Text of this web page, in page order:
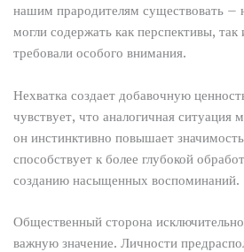
нашим прародителям существовать –
могли содержать как перспективы,
требовали особого внимания.
Нехватка создает добавочную
чувствует, что аналогичная ситуация
он инстинктивно повышает
способствует к более глубокой
созданию насыщенных воспоминаний.
Общественный сторона
важную значение. Личности